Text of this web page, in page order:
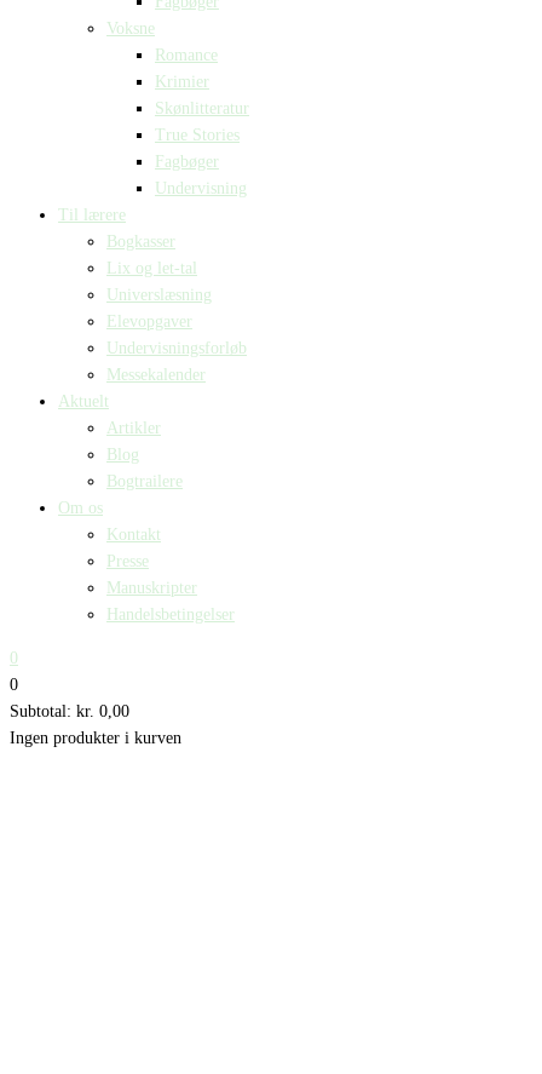
Voksne
Romance
Krimier
Skønlitteratur
True Stories
Fagbøger
Undervisning
Til lærere
Bogkasser
Lix og let-tal
Universlæsning
Elevopgaver
Undervisningsforløb
Messekalender
Aktuelt
Artikler
Blog
Bogtrailere
Om os
Kontakt
Presse
Manuskripter
Handelsbetingelser
0
0
Subtotal: kr. 0,00
Ingen produkter i kurven